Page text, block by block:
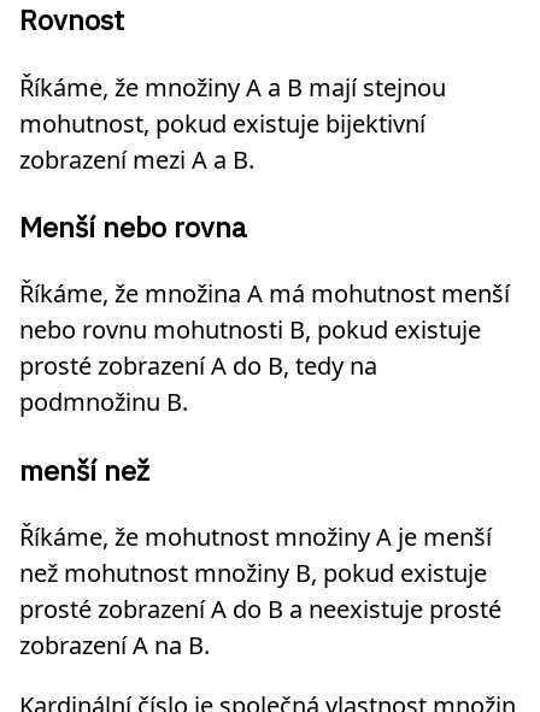
Rovnost
Říkáme, že množiny A a B mají stejnou
mohutnost, pokud existuje bijektivní
zobrazení mezi A a B.
Menší nebo rovna
Říkáme, že množina A má mohutnost menší
nebo rovnu mohutnosti B, pokud existuje
prosté zobrazení A do B, tedy na
podmnožinu B.
menší než
Říkáme, že mohutnost množiny A je menší
než mohutnost množiny B, pokud existuje
prosté zobrazení A do B a neexistuje prosté
zobrazení A na B.